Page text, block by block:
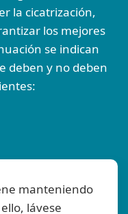
la cicatrización,
los mejores
se indican
deben y no deben
manteniendo
lávese